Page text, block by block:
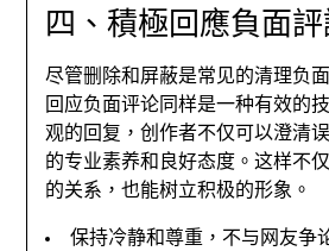
四、積極回應負面
尽管删除和屏蔽是常见的清理负
回应负面评论同样是一种有效的
观的回复 ，创作者不仅可以澄清
的专业素养和良好态度 。这样不
的关系 ，也能树立积极的形象 。
保持冷静和尊重 ， 不与网友争